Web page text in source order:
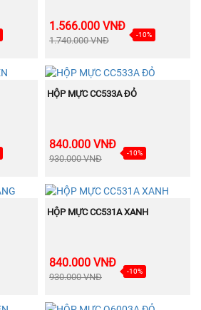
1.566.000 VNĐ
1.740.000 VNĐ
-10%
BÁN
CHẠY
MUA NGAY
HỘP MỰC CC533A ĐỎ
840.000 VNĐ
930.000 VNĐ
-10%
BÁN
CHẠY
MUA NGAY
HỘP MỰC CC531A XANH
840.000 VNĐ
930.000 VNĐ
-10%